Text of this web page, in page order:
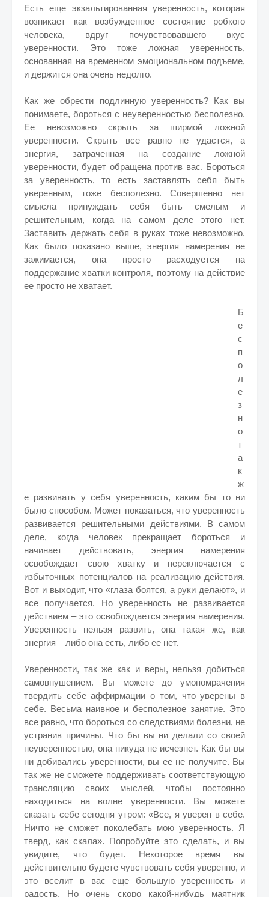
Есть еще экзальтированная уверенность, которая
возникает как возбужденное состояние робкого
человека, вдруг почувствовавшего вкус
уверенности. Это тоже ложная уверенность,
основанная на временном эмоциональном подъеме,
и держится она очень недолго.
Как же обрести подлинную уверенность? Как вы
понимаете, бороться с неуверенностью бесполезно.
Ее невозможно скрыть за ширмой ложной
уверенности. Скрыть все равно не удастся, а
энергия, затраченная на создание ложной
уверенности, будет обращена против вас. Бороться
за уверенность, то есть заставлять себя быть
уверенным, тоже бесполезно. Совершенно нет
смысла принуждать себя быть смелым и
решительным, когда на самом деле этого нет.
Заставить держать себя в руках тоже невозможно.
Как было показано выше, энергия намерения не
зажимается, она просто расходуется на
поддержание хватки контроля, поэтому на действие
ее просто не хватает.
Б
е
с
п
о
л
е
з
н
о
т
а
к
ж
е развивать у себя уверенность, каким бы то ни
было способом. Может показаться, что уверенность
развивается решительными действиями. В самом
деле, когда человек прекращает бороться и
начинает действовать, энергия намерения
освобождает свою хватку и переключается с
избыточных потенциалов на реализацию действия.
Вот и выходит, что «глаза боятся, а руки делают», и
все получается. Но уверенность не развивается
действием – это освобождается энергия намерения.
Уверенность нельзя развить, она такая же, как
энергия – либо она есть, либо ее нет.
Уверенности, так же как и веры, нельзя добиться
самовнушением. Вы можете до умопомрачения
твердить себе аффирмации о том, что уверены в
себе. Весьма наивное и бесполезное занятие. Это
все равно, что бороться со следствиями болезни, не
устранив причины. Что бы вы ни делали со своей
неуверенностью, она никуда не исчезнет. Как бы вы
ни добивались уверенности, вы ее не получите. Вы
так же не сможете поддерживать соответствующую
трансляцию своих мыслей, чтобы постоянно
находиться на волне уверенности. Вы можете
сказать себе сегодня утром: «Все, я уверен в себе.
Ничто не сможет поколебать мою уверенность. Я
тверд, как скала». Попробуйте это сделать, и вы
увидите, что будет. Некоторое время вы
действительно будете чувствовать себя уверенно, и
это вселит в вас еще большую уверенность и
радость. Но очень скоро какой-нибудь маятник